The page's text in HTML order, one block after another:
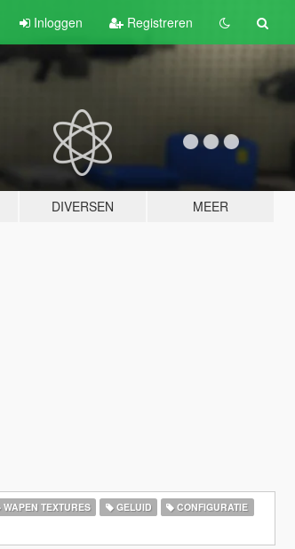
Inloggen Registreren
DIVERSEN MEER
WAPEN TEXTURES GELUID
CONFIGURATIE